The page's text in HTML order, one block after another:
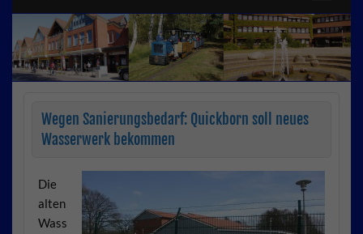
Wegen Sanierungsbedarf: Quickborn soll neues
Wasserwerk bekommen
Die
alten
Wass